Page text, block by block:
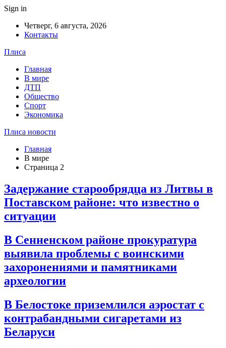
Sign in
Четверг, 6 августа, 2026
Контакты
Плиса
Главная
В мире
ДТП
Общество
Спорт
Экономика
Плиса новости
Главная
В мире
Страница 2
Задержание старообрядца из Литвы в
Поставском районе: что известно о
ситуации
В Сенненском районе прокуратура
выявила проблемы с воинскими
захоронениями и памятниками
археологии
В Белостоке приземлился аэростат с
контрабандными сигаретами из
Беларуси